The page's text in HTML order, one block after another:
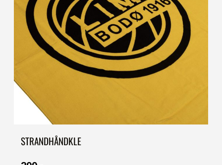
STRANDHÅNDKLE